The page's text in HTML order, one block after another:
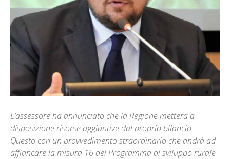
L’assessore ha annunciato che la Regione metterà a
disposizione risorse aggiuntive dal proprio bilancio.
Questo con un provvedimento straordinario che andrà ad
affiancare la misura 16 del Programma di sviluppo rurale